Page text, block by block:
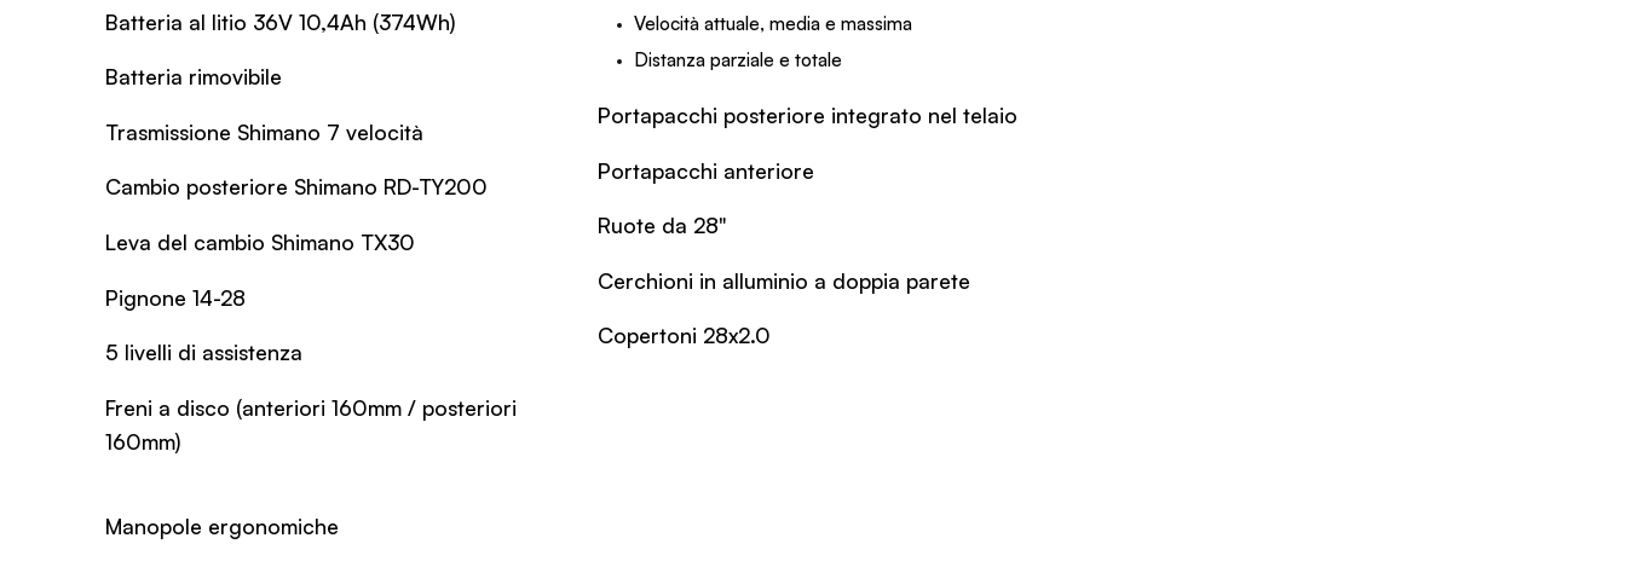
Batteria al litio 36V 10,4Ah (374Wh)
Batteria rimovibile
Trasmissione Shimano 7 velocità
Cambio posteriore Shimano RD-TY200
Leva del cambio Shimano TX30
Pignone 14-28
5 livelli di assistenza
Freni a disco (anteriori 160mm / posteriori
160mm)
Velocità attuale, media e massima
Distanza parziale e totale
Portapacchi posteriore integrato nel telaio
Portapacchi anteriore
Ruote da 28"
Cerchioni in alluminio a doppia parete
Copertoni 28x2.0
Manopole ergonomiche